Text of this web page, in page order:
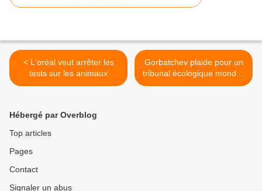
< L'oréal veut arrêter les
tests sur les animaux
Gorbatchev plaide pour un
tribunal écologique mondial
>
Hébergé par Overblog
Top articles
Pages
Contact
Signaler un abus